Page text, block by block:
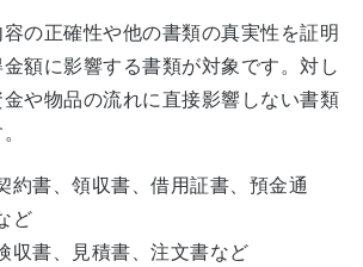
の正確性や他の書類の真実性を証明
額に影響する書類が対象です。対し
や物品の流れに直接影響しない書類
約書、領収書、借用証書、預金通
ど
収書、見積書、注文書など